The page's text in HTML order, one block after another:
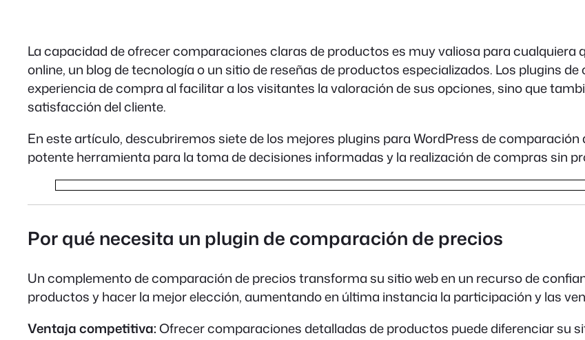
La capacidad de ofrecer comparaciones claras de productos es muy valiosa para cualquiera
online, un blog de tecnología o un sitio de reseñas de productos especializados. Los plugins
experiencia de compra al facilitar a los visitantes la valoración de sus opciones, sino que
satisfacción del cliente.
En este artículo, descubriremos siete de los mejores plugins para WordPress de
potente herramienta para la toma de decisiones informadas y la realización de compras sin
Por qué necesita un plugin de comparación de precios
Un complemento de comparación de precios transforma su sitio web en un recurso de
productos y hacer la mejor elección, aumentando en última instancia la participación y las
Ventaja competitiva:Ofrecer comparaciones detalladas de productos puede diferenciar su